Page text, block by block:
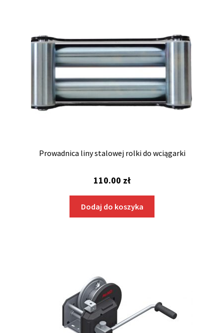
Prowadnica liny stalowej rolki do wciągarki
110.00 zł
Dodaj do koszyka